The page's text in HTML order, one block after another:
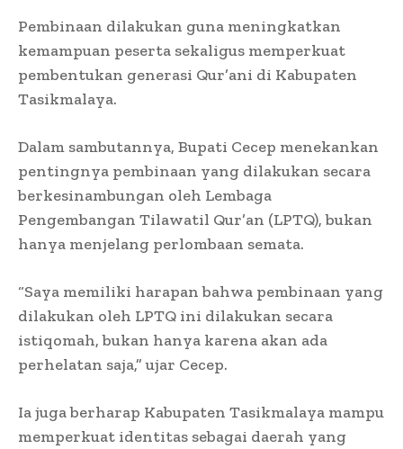
Pembinaan dilakukan guna meningkatkan
kemampuan peserta sekaligus memperkuat
pembentukan generasi Qur’ani di Kabupaten
Tasikmalaya.
Dalam sambutannya, Bupati Cecep menekankan
pentingnya pembinaan yang dilakukan secara
berkesinambungan oleh Lembaga
Pengembangan Tilawatil Qur’an (LPTQ), bukan
hanya menjelang perlombaan semata.
“Saya memiliki harapan bahwa pembinaan yang
dilakukan oleh LPTQ ini dilakukan secara
istiqomah, bukan hanya karena akan ada
perhelatan saja,” ujar Cecep.
Ia juga berharap Kabupaten Tasikmalaya mampu
memperkuat identitas sebagai daerah yang